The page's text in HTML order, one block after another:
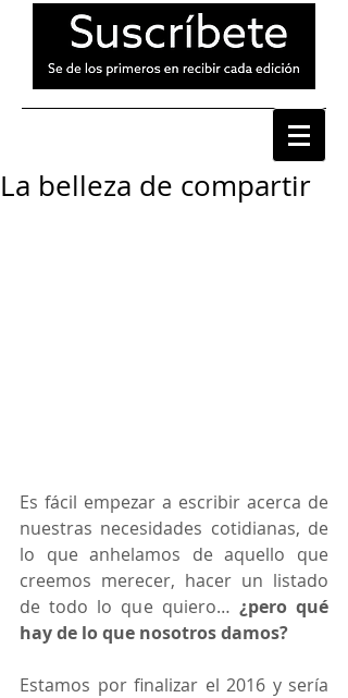
La belleza de compartir
Es fácil empezar a escribir acerca de
nuestras necesidades cotidianas, de
lo que anhelamos de aquello que
creemos merecer, hacer un listado
de todo lo que quiero… ¿pero qué
hay de lo que nosotros damos?
Estamos por finalizar el 2016 y sería